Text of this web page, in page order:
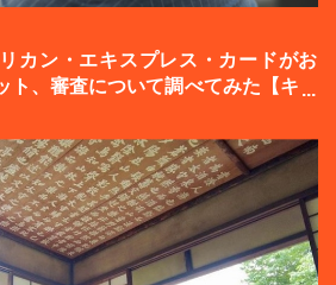
カン・エキスプレス・カードがお
ト、審査について調べてみた【キャ